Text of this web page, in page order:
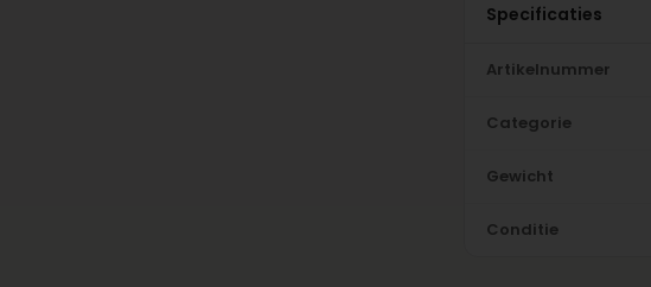
Specificaties
Artikelnummer
Categorie
Gewicht
Conditie